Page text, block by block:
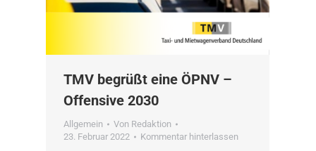
TMV begrüßt eine ÖPNV –
Offensive 2030
Allgemein Von Redaktion
23. Februar 2022
Kommentar hinterlassen